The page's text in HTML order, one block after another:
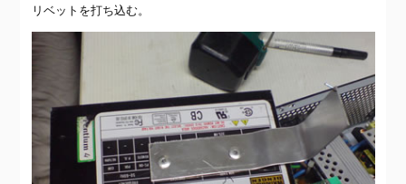
リベットを打ち込む。